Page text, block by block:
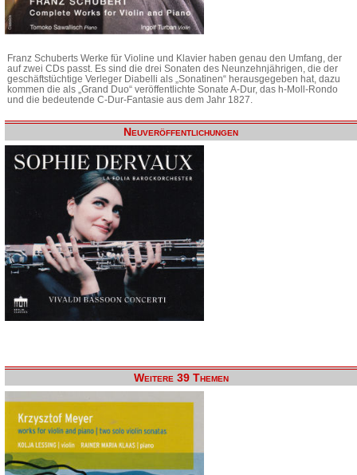
Franz Schuberts Werke für Violine und Klavier haben genau den Umfang, der
auf zwei CDs passt. Es sind die drei Sonaten des Neunzehnjährigen, die der
geschäftstüchtige Verleger Diabelli als „Sonatinen“ herausgegeben hat, dazu
kommen die als „Grand Duo“ veröffentlichte Sonate A-Dur, das h-Moll-Rondo
und die bedeutende C-Dur-Fantasie aus dem Jahr 1827.
Neuveröffentlichungen
Weitere 39 Themen